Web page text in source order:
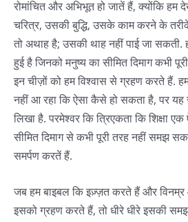
रोमांचित और अभिभूत हो जातें हैं, क्योंकि हम
चरित्र, उसकी बुद्धि, उसके काम करने के
तो अथाह है; उसकी थाह नहीं पाई जा
हुई है जिनको मनुष्य का सीमित दिमाग कभी
इन चीज़ों को हम विश्वास से ग्रहण करते हैं.
नहीं आ रहा कि ऐसा कैसे हो सकता है, पर यह
लिखा है. परमेश्वर कि त्रिएकता कि शिक्षा एक
सीमित दिमाग से कभी पूरी तरह नहीं समझ
समर्पण करतें हैं.
जब हम बाइबल कि इज़्ज़त करते हैं और
इसको ग्रहण करते हैं, तो धीरे धीरे इसकी